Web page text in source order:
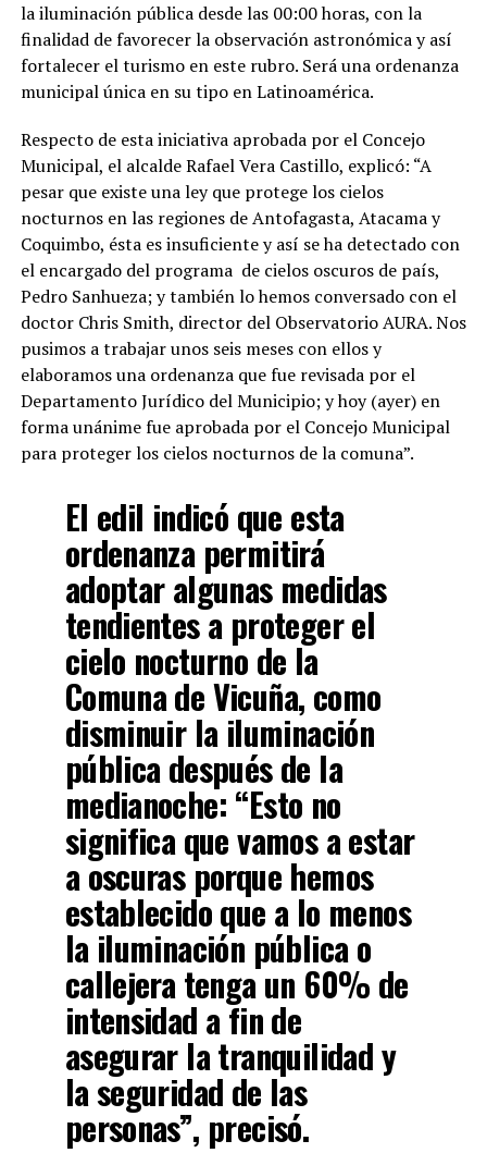
la iluminación pública desde las 00:00 horas, con la
finalidad de favorecer la observación astronómica y así
fortalecer el turismo en este rubro. Será una ordenanza
municipal única en su tipo en Latinoamérica.
Respecto de esta iniciativa aprobada por el Concejo
Municipal, el alcalde Rafael Vera Castillo, explicó: “A
pesar que existe una ley que protege los cielos
nocturnos en las regiones de Antofagasta, Atacama y
Coquimbo, ésta es insuficiente y así se ha detectado con
el encargado del programa de cielos oscuros de país,
Pedro Sanhueza; y también lo hemos conversado con el
doctor Chris Smith, director del Observatorio AURA. Nos
pusimos a trabajar unos seis meses con ellos y
elaboramos una ordenanza que fue revisada por el
Departamento Jurídico del Municipio; y hoy (ayer) en
forma unánime fue aprobada por el Concejo Municipal
para proteger los cielos nocturnos de la comuna”.
El edil indicó que esta
ordenanza permitirá
adoptar algunas medidas
tendientes a proteger el
cielo nocturno de la
Comuna de Vicuña, como
disminuir la iluminación
pública después de la
medianoche: “Esto no
significa que vamos a estar
a oscuras porque hemos
establecido que a lo menos
la iluminación pública o
callejera tenga un 60% de
intensidad a fin de
asegurar la tranquilidad y
la seguridad de las
personas”, precisó.